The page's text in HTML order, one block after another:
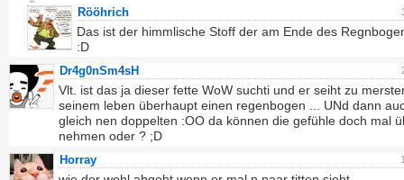
Rööhrich
Das ist der himmlische Stoff der am Ende des
:D
Dr4g0nSm4sH
Vlt. ist das ja dieser fette WoW suchti und er seiht zu
seinem leben überhaupt einen regenbogen ... UNd dann
gleich nen doppelten :OO da können die gefühle doch mal
nehmen oder ? ;D
Horray